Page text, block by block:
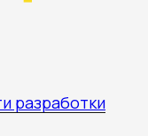
разработки